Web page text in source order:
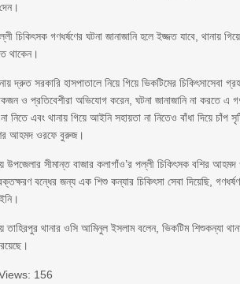
চিকিৎসক গণধর্ষণের ঘটনা জানাজানি হলে ইজ্জত যাবে, থানায়
থাকেন।
দ্রুত সরকারি হাসপাতালে নিয়ে গিয়ে ভিকটিমের চিকিৎসাসেবা
ও প্রতিবেশীরা অভিযোগ করেন, ঘটনা জানাজানি না করতে এ
না নিতে এবং থানায় গিয়ে আইনি সহায়তা না নিতেও বাঁধা দিয়ে
আহমদ ওরফে বুরুজ।
উপজেলার সীমান্ত বাজার কলাগাঁও’র পল্লী চিকিৎসক বশির
বন্ধের জন্য এক শিশু কন্যার চিকিৎসা সেবা দিয়েছি,
তাহিরপুর থানার ওসি আমিনুল ইসলাম বলেন, ভিকটিম শিশুকন্যা
156